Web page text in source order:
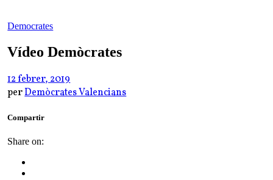
Democrates
Vídeo Demòcrates
12 febrer, 2019
perDemòcrates Valencians
Compartir
Share on: